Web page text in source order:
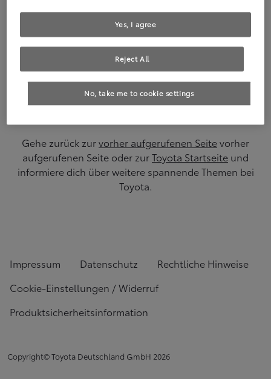
Hier geht's leider nicht weiter.
Die angeforderte Seite kann leider nicht gefunden
werden.
Gehe zurück zurvorher aufgerufenen Seitevorher
aufgerufenen Seite oder zurToyota Startseite und
informiere dich über weitere spannende Themen bei
Toyota.
Impressum Datenschutz
Rechtliche Hinweise
Cookie-Einstellungen / Widerruf
Produktsicherheitsinformation
Copyright© Toyota Deutschland GmbH 2026
No, take me to cookie settings
Reject All
Yes, I agree